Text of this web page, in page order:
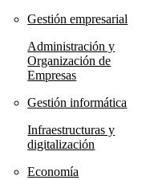
Gestión empresarial
Administración y
Organización de
Empresas
Gestión informática
Infraestructuras y
digitalización
Economía